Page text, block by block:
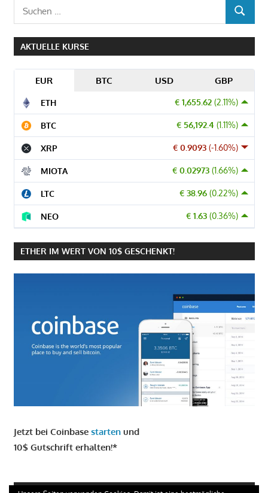
SUCHEN
AKTUELLE KURSE
EUR BTC USD GBP
€ 1,655.62 (2.11%)
ETH
€ 56,192.4 (1.11%)
BTC
€ 0.9093 (-1.60%)
XRP
€ 0.02973 (1.66%)
MIOTA
€ 38.96 (0.22%)
LTC
€ 1.63 (0.36%)
NEO
ETHER IM WERT VON 10$ GESCHENKT!
Jetzt bei Coinbase startenund
10$ Gutschrift erhalten!*